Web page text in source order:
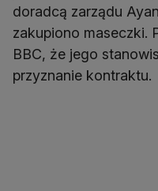
doradcą zarządu
zakupiono maseczki.
BBC, że jego
przyznanie kontraktu.